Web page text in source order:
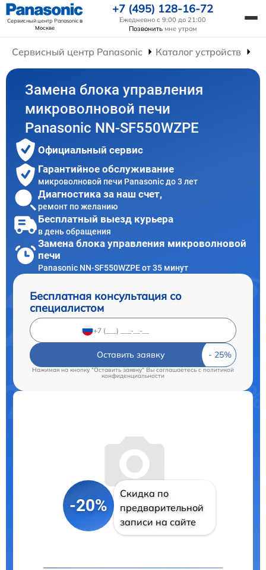
Сервисный центр Panasonicв
Москве
+7 (495) 128-16-72
Ежедневно с 9:00 до 21:00
Позвонить мне утром
Сервисный центр Panasonic Каталог устройств
Замена блока управления
микроволновой печи
Panasonic NN-SF550WZPE
Официальный сервис
Гарантийное обслуживание
микроволновой печи Panasonic до 3 лет
Диагностика за наш счет,
ремонт по желанию
Бесплатный выезд курьера
в день обращения
Замена блока управления микроволновой
печи
Panasonic NN-SF550WZPE от 35 минут
Бесплатная консультация со
специалистом
Оставить заявку
Нажимая на кнопку "Оставить заявку" Вы соглашаетесь cполитикой
конфиденциальности
-20%
Скидка по
предварительной
записи на сайте